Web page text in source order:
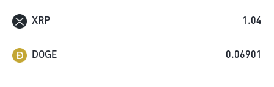
XRP 1.04
DOGE 0.06901